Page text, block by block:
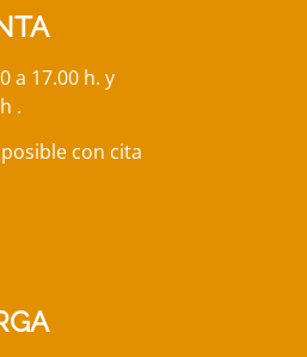
a 17.00 h. y
.
con cita